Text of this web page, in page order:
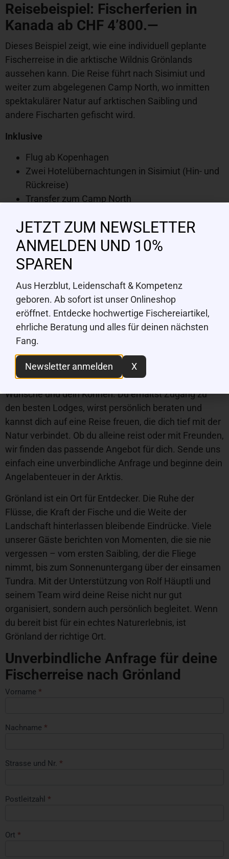
Reisebeispiel: Fischerferien in
Kanada ab CHF 4’800.—
Dieses Beispiel zeigt, wie eine individuell geplante
Fischerreise in die arktische Wildnis Grönlands
aussehen kann. Die Reise führt nach Sisimiut und
weiter zum abgelegenen Camp North, wo inmitten
spektakulärer Natur auf arktischen Saibling und
andere Fischarten gefischt wird.
Inklusive
Flug ab Kopenhagen
Zwei Hotelübernachtungen in Sisimiut (Hin- und
Rückreise)
Transfer zum Camp North
Vollpension
Sechs Tage Fischen ohne Guide
Nicht inbegriffen
Flug nach Kopenhagen
Du möchtest in Grönland fischen?
Wenn du die wilde Schönheit Grönlands mit der
Fliegenrute erleben möchtest, helfen wir dir gerne
weiter. Gemeinsam mit Rolf Häuptli und seinem
erfahrenen Team organisieren wir deine Fischerreise
individuell und professionell, abgestimmt auf deine
Wünsche und dein Können. Du erhältst Zugang zu
den besten Lodges, wirst persönlich beraten und
kannst dich auf eine Reise freuen, die dich tief mit der
Natur verbindet. Ob du alleine reist oder mit Freunden,
wir finden das passende Angebot für dich. Sende uns
einfach eine unverbindliche Anfrage und beginne dein
Angelabenteuer in der Arktis.
Grönland ist ein Ort für Entdecker. Die Ruhe der
Flüsse, die Kraft der Fische und die Weite der
Landschaft hinterlassen bleibende Eindrücke. Viele
unserer Gäste berichten von Momenten, die sie nie
vergessen – vom ersten Saibling, der die Fliege
nimmt, bis zum Sonnenuntergang über der einsamen
Tundra. Mit der Unterstützung von Rolf Häuptli und
seinem Team wird deine Reise nicht nur gut
organisiert, sondern auch persönlich begleitet. Wenn
du bereit bist für ein echtes Naturerlebnis, ist
Grönland der richtige Ort.
Unverbindliche Anfrage für deine
Fischerreise nach Grönland
Fischerreise
( kontakt@angeln-
Vorname *
Nachname *
Strasse und Nr. *
Postleitzahl *
Ort *
JETZT ZUM NEWSLETTER
ANMELDEN UND 10%
SPAREN
Aus Herzblut, Leidenschaft & Kompetenz
geboren. Ab sofort ist unser Onlineshop
eröffnet. Entdecke hochwertige Fischereiartikel,
ehrliche Beratung und alles für deinen nächsten
Fang.
Newsletter anmelden X